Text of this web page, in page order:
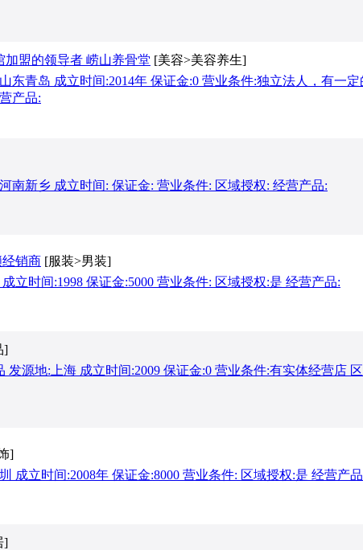
加盟的领导者 崂山养骨堂 [美容>美容养生]
东青岛 成立时间:2014年 保证金:0 营业条件:独立法人，有一定
产品:
南新乡 成立时间: 保证金: 营业条件: 区域授权: 经营产品:
销商 [服装>男装]
立时间:1998 保证金:5000 营业条件: 区域授权:是 经营产品:
]
发源地:上海 成立时间:2009 保证金:0 营业条件:有实体经营店
]
成立时间:2008年 保证金:8000 营业条件: 区域授权:是 经营产
]